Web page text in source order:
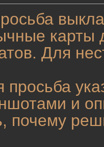
карты
Для
просьба
и
почему